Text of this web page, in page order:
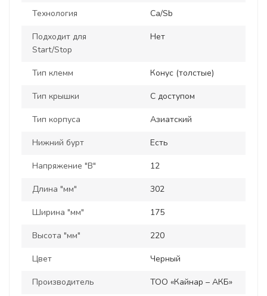
Технология Ca/Sb
Подходит для
Start/Stop
Нет
Тип клемм Конус (толстые)
Тип крышки С доступом
Тип корпуса Азиатский
Нижний бурт Есть
Напряжение "В" 12
Длина "мм" 302
Ширина "мм" 175
Высота "мм" 220
Цвет Черный
Производитель ТОО «Кайнар – АКБ»